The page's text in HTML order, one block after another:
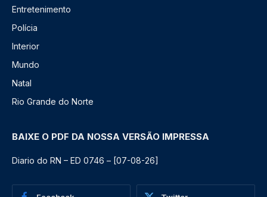
Entretenimento
Polícia
Interior
Mundo
Natal
Rio Grande do Norte
BAIXE O PDF DA NOSSA VERSÃO IMPRESSA
Diario do RN – ED 0746 – [07-08-26]